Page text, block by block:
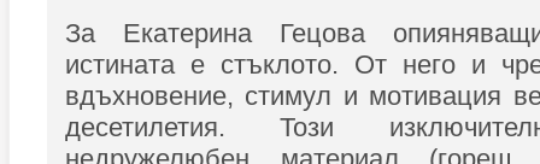
За Екатерина Гецова
истината е стъклото. От него и
вдъхновение, стимул и мотивация
десетилетия. Този